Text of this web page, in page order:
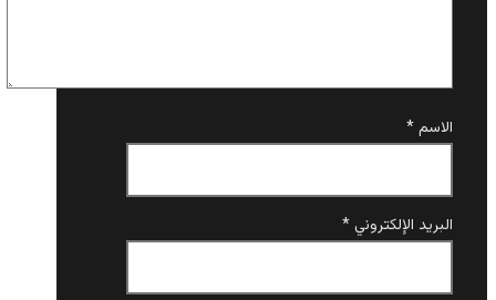
الاسم*
البريد الإلكتروني*